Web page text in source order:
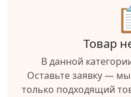
Товар
В данной
Оставьте заявку —
только подходящий